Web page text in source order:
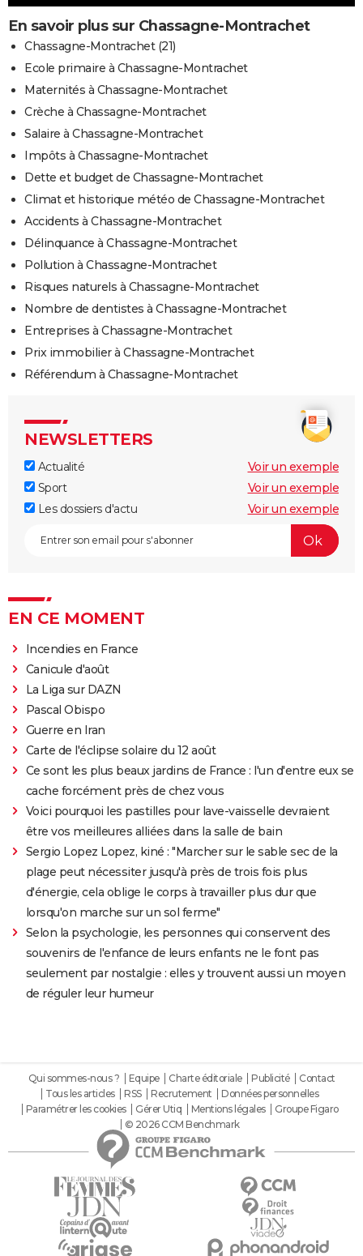
En savoir plus sur Chassagne-Montrachet
Chassagne-Montrachet (21)
Ecole primaire à Chassagne-Montrachet
Maternités à Chassagne-Montrachet
Crèche à Chassagne-Montrachet
Salaire à Chassagne-Montrachet
Impôts à Chassagne-Montrachet
Dette et budget de Chassagne-Montrachet
Climat et historique météo de Chassagne-Montrachet
Accidents à Chassagne-Montrachet
Délinquance à Chassagne-Montrachet
Pollution à Chassagne-Montrachet
Risques naturels à Chassagne-Montrachet
Nombre de dentistes à Chassagne-Montrachet
Entreprises à Chassagne-Montrachet
Prix immobilier à Chassagne-Montrachet
Référendum à Chassagne-Montrachet
NEWSLETTERS
Actualité
Voir un exemple
Sport
Voir un exemple
Les dossiers d'actu
Voir un exemple
EN CE MOMENT
Incendies en France
Canicule d'août
La Liga sur DAZN
Pascal Obispo
Guerre en Iran
Carte de l'éclipse solaire du 12 août
Ce sont les plus beaux jardins de France : l'un d'entre eux se
cache forcément près de chez vous
Voici pourquoi les pastilles pour lave-vaisselle devraient
être vos meilleures alliées dans la salle de bain
Sergio Lopez Lopez, kiné : "Marcher sur le sable sec de la
plage peut nécessiter jusqu'à près de trois fois plus
d'énergie, cela oblige le corps à travailler plus dur que
lorsqu'on marche sur un sol ferme"
Selon la psychologie, les personnes qui conservent des
souvenirs de l'enfance de leurs enfants ne le font pas
seulement par nostalgie : elles y trouvent aussi un moyen
de réguler leur humeur
Qui sommes-nous ? Equipe Charte éditoriale Publicité
Contact
Tous les articles
RSS Recrutement
Données personnelles
Paramétrer les cookies
Gérer Utiq Mentions légales
Groupe Figaro
© 2026 CCM Benchmark